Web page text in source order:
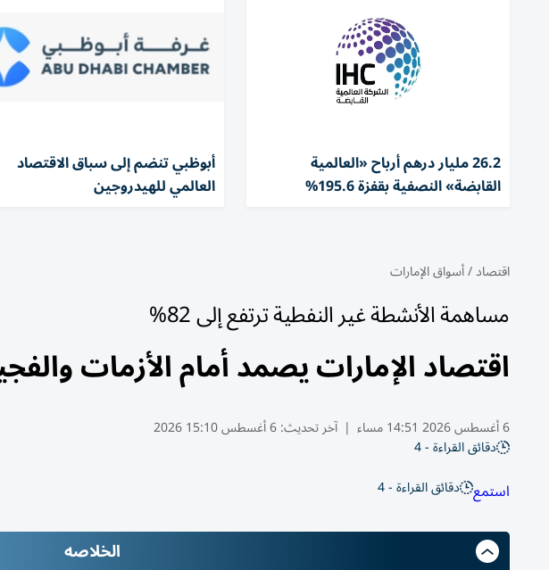
26.2 مليار درهم أرباح «العالمية
القابضة» النصفية بقفزة 195.6%
أبوظبي تنضم إلى سباق الاقتصاد
العالمي للهيدروجين
اقتصاد/أسواق الإمارات
مساهمة الأنشطة غير النفطية ترتفع إلى 82%
اقتصاد الإمارات يصمد أمام الأزمات
6 أغسطس 2026 14:51 مساء | آخر تحديث:6 أغسطس 15:10 2026
دقائق القراءة - 4
استمع دقائق القراءة - 4
الخلاصه